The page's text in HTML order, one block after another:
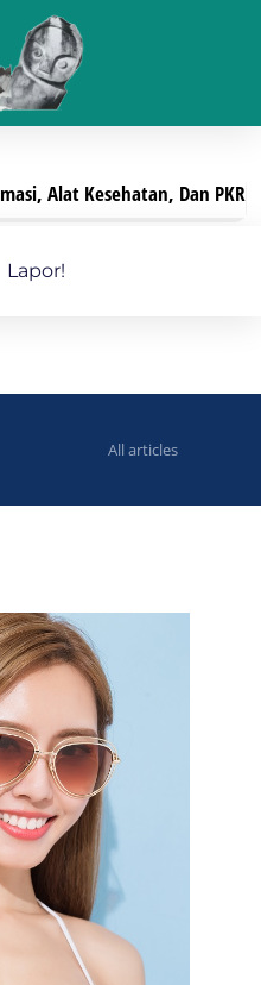
PKRT Juli 29, 2026
Lapor!
All articles